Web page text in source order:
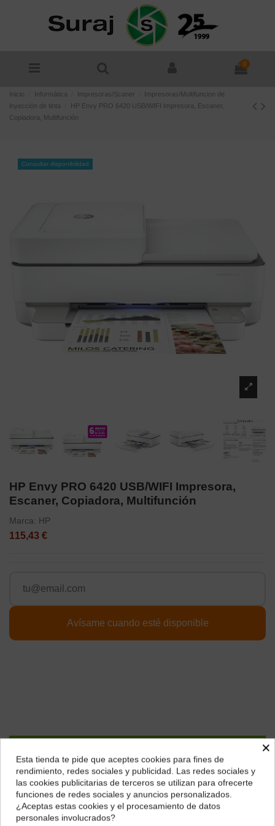
0
Inicio Informática Impresoras/Scaner
Impresoras/Multifuncion de
inyección de tinta
HP Envy PRO 6420 USB/WIFI Impresora, Escaner,
Copiadora, Multifunción
Consultar disponibilidad
HP Envy PRO 6420 USB/WIFI Impresora,
Escaner, Copiadora, Multifunción
Marca: HP
115,43 €
19,24€*al mes en cuotas
*Importe a financiar115,43 €/Importe total adeudado
¿Dónde deseas recibir tu pedido?
Selecciona tu ubicación para mostrarte los precios e
impuestos correctos para tu región.
×
Esta tienda te pide que aceptes cookies para fines de
rendimiento, redes sociales y publicidad. Las redes sociales y
las cookies publicitarias de terceros se utilizan para ofrecerte
funciones de redes sociales y anuncios personalizados.
¿Aceptas estas cookies y el procesamiento de datos
personales involucrados?